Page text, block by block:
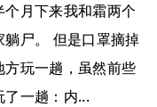
月下来我和霜两个
尸。 但是口罩摘掉
玩一趟，虽然前些
了一趟：内...